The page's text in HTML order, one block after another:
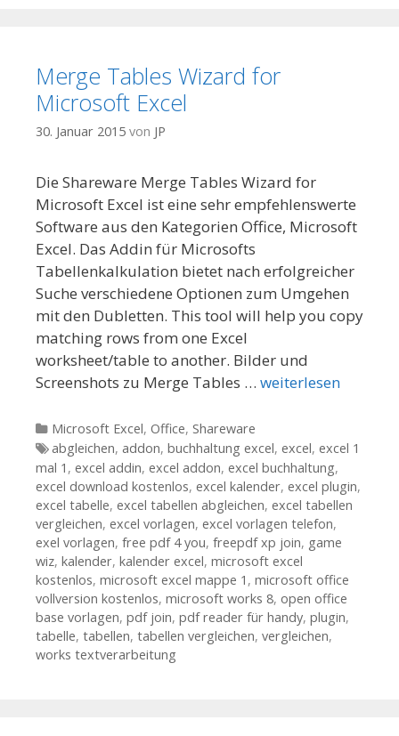
Merge Tables Wizard for
Microsoft Excel
30. Januar 2015 von JP
Die Shareware Merge Tables Wizard for
Microsoft Excel ist eine sehr empfehlenswerte
Software aus den Kategorien Office, Microsoft
Excel. Das Addin für Microsofts
Tabellenkalkulation bietet nach erfolgreicher
Suche verschiedene Optionen zum Umgehen
mit den Dubletten. This tool will help you copy
matching rows from one Excel
worksheet/table to another. Bilder und
Screenshots zu Merge Tables … weiterlesen
Kategorien
Microsoft Excel, Office, Shareware
Tags
abgleichen, addon, buchhaltung excel, excel, excel 1
mal 1 , excel addin, excel addon, excel buchhaltung,
excel download kostenlos, excel kalender, excel plugin,
excel tabelle, excel tabellen abgleichen, excel tabellen
vergleichen, excel vorlagen, excel vorlagen telefon,
exel vorlagen, free pdf 4 you, freepdf xp join, game
wiz, kalender, kalender excel, microsoft excel
kostenlos, microsoft excel mappe 1 , microsoft office
vollversion kostenlos, microsoft works 8, open office
base vorlagen, pdf join, pdf reader für handy, plugin,
tabelle, tabellen, tabellen vergleichen, vergleichen,
works textverarbeitung